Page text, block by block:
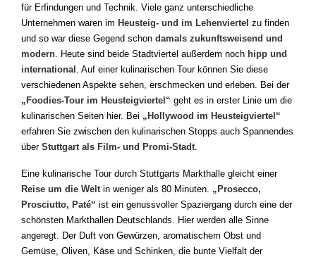
für Erfindungen und Technik. Viele ganz unterschiedliche
Unternehmen waren im Heusteig- und im Lehenviertel zu finden
und so war diese Gegend schon damals zukunftsweisend und
modern . Heute sind beide Stadtviertel außerdem noch hipp und
international
. Auf einer kulinarischen Tour können Sie diese
verschiedenen Aspekte sehen, erschmecken und erleben. Bei der
„Foodies-Tour im Heusteigviertel“ geht es in erster Linie um die
kulinarischen Seiten hier. Bei „Hollywood im Heusteigviertel“
erfahren Sie zwischen den kulinarischen Stopps auch Spannendes
über Stuttgart als Film- und Promi-Stadt
Eine kulinarische Tour durch Stuttgarts Markthalle gleicht einer
Reise um die Welt in weniger als 80 Minuten. „Prosecco,
Prosciutto, Paté“ ist ein genussvoller Spaziergang durch eine der
schönsten Markthallen Deutschlands. Hier werden alle Sinne
angeregt. Der Duft von Gewürzen, aromatischem Obst und
Gemüse, Oliven, Käse und Schinken, die bunte Vielfalt der